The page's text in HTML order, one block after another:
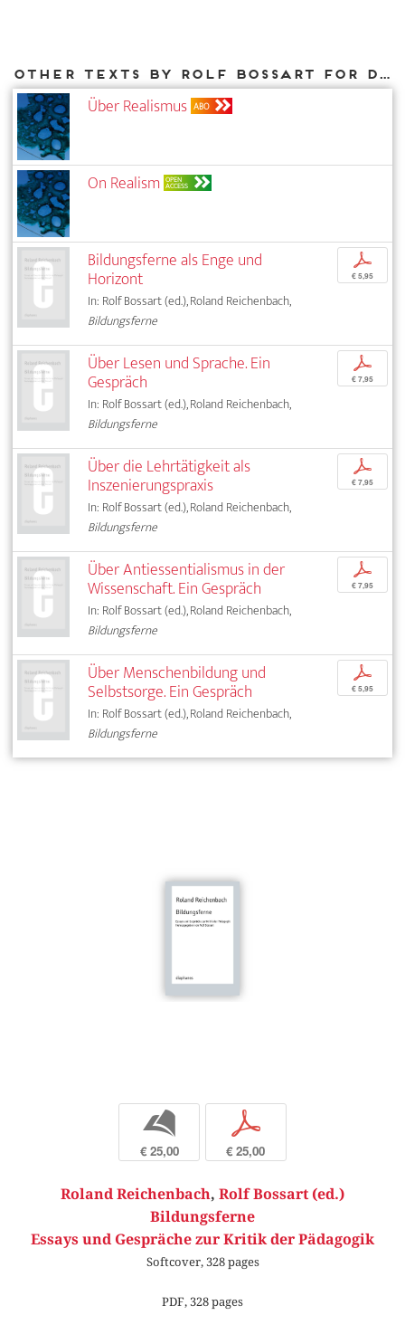
Other texts by Rolf Bossart for DIAPHANES
Über Realismus ABO
On Realism OPEN
ACCESS
Bildungsferne als Enge und
Horizont
In: Rolf Bossart (ed.), Roland Reichenbach,
Bildungsferne
p
€ 5,95
Über Lesen und Sprache. Ein
Gespräch
In: Rolf Bossart (ed.), Roland Reichenbach,
Bildungsferne
p
€ 7,95
Über die Lehrtätigkeit als
Inszenierungspraxis
In: Rolf Bossart (ed.), Roland Reichenbach,
Bildungsferne
p
€ 7,95
Über Antiessentialismus in der
Wissenschaft. Ein Gespräch
In: Rolf Bossart (ed.), Roland Reichenbach,
Bildungsferne
p
€ 7,95
Über Menschenbildung und
Selbstsorge. Ein Gespräch
In: Rolf Bossart (ed.), Roland Reichenbach,
Bildungsferne
p
€ 5,95
b
€ 25,00
p
€ 25,00
Roland Reichenbach, Rolf Bossart (ed.)
Bildungsferne
Essays und Gespräche zur Kritik der Pädagogik
Softcover, 328 pages
PDF, 328 pages